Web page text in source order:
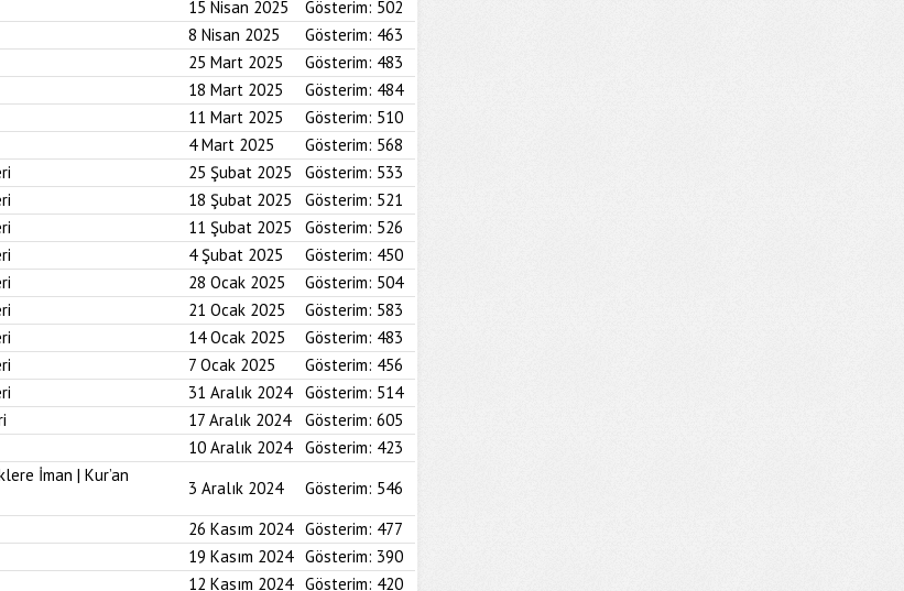
15 Nisan 2025 Gösterim: 502
8 Nisan 2025 Gösterim: 463
25 Mart 2025 Gösterim: 483
18 Mart 2025 Gösterim: 484
11 Mart 2025 Gösterim: 510
4 Mart 2025 Gösterim: 568
25 Şubat 2025 Gösterim: 533
18 Şubat 2025 Gösterim: 521
11 Şubat 2025 Gösterim: 526
4 Şubat 2025 Gösterim: 450
28 Ocak 2025 Gösterim: 504
21 Ocak 2025 Gösterim: 583
14 Ocak 2025 Gösterim: 483
7 Ocak 2025 Gösterim: 456
31 Aralık 2024 Gösterim: 514
17 Aralık 2024 Gösterim: 605
10 Aralık 2024 Gösterim: 423
İman | Kur’an
3 Aralık 2024 Gösterim: 546
26 Kasım 2024 Gösterim: 477
19 Kasım 2024 Gösterim: 390
12 Kasım 2024 Gösterim: 420